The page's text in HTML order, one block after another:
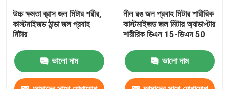
Bushings এবং Bearings
ফায়ার অ্যাডাপ্টারের
উচ্চ ক্ষমতা ব্রাস জল মিটার শরীর,
কাস্টমাইজড ঠান্ডা জল প্রবাহ
মিটার
ভালো দাম
নীল রঙ জল প্রবাহ মিটার শারীরিক
কাস্টমাইজড জল মিটার অ্যাডাপ্টার
শারীরিক ডিএন 15-ডিএন 50
ভালো দাম